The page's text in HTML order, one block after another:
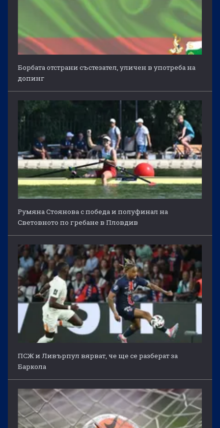
Борбата отстрани състезател, уличен в употреба на
допинг
Румяна Стоянова с победа и полуфинал на
Световното по гребане в Пловдив
ПСЖ и Ливърпул вярват, че ще се разберат за
Баркола